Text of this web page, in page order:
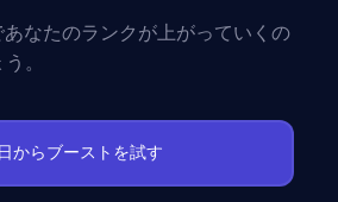
なたのランクが上がっていくの
。
からブーストを試す